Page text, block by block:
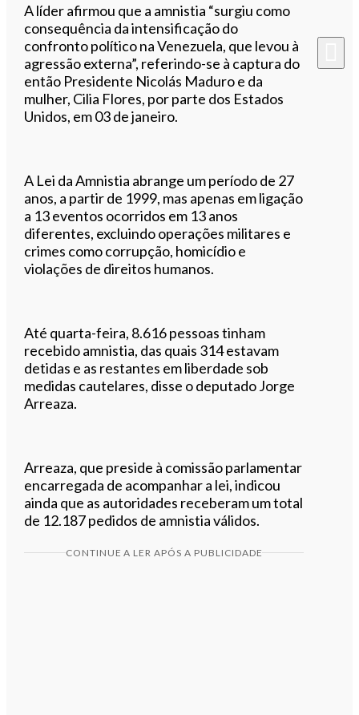
A líder afirmou que a amnistia “surgiu como
consequência da intensificação do
confronto político na Venezuela, que levou à
agressão externa”, referindo-se à captura do
então Presidente Nicolás Maduro e da
mulher, Cilia Flores, por parte dos Estados
Unidos, em 03 de janeiro.
A Lei da Amnistia abrange um período de 27
anos, a partir de 1999, mas apenas em ligação
a 13 eventos ocorridos em 13 anos
diferentes, excluindo operações militares e
crimes como corrupção, homicídio e
violações de direitos humanos.
Até quarta-feira, 8.616 pessoas tinham
recebido amnistia, das quais 314 estavam
detidas e as restantes em liberdade sob
medidas cautelares, disse o deputado Jorge
Arreaza.
Arreaza, que preside à comissão parlamentar
encarregada de acompanhar a lei, indicou
ainda que as autoridades receberam um total
de 12.187 pedidos de amnistia válidos.
CONTINUE A LER APÓS A PUBLICIDADE